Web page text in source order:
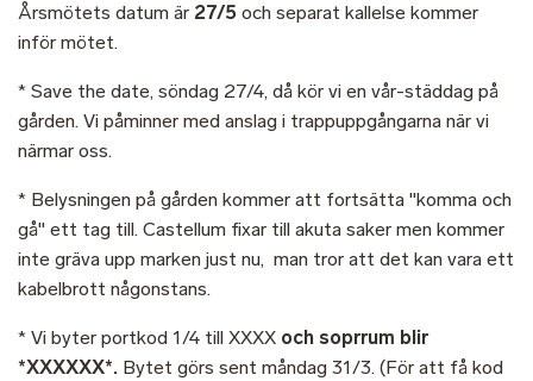
Årsmötets datum är 27/5 och separat kallelse kommer
inför mötet.
* Save the date, söndag 27/4, då kör vi en vår-städdag på
gården. Vi påminner med anslag i trappuppgångarna när vi
närmar oss.
* Belysningen på gården kommer att fortsätta "komma och
gå" ett tag till. Castellum fixar till akuta saker men kommer
inte gräva upp marken just nu, man tror att det kan vara ett
kabelbrott någonstans.
* Vi byter portkod 1/4 till XXXX och soprrum blir
*XXXXXX*. Bytet görs sent måndag 31/3. (För att få kod